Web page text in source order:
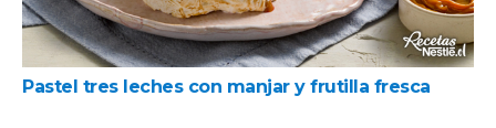
Pastel tres leches con manjar y frutilla fresca